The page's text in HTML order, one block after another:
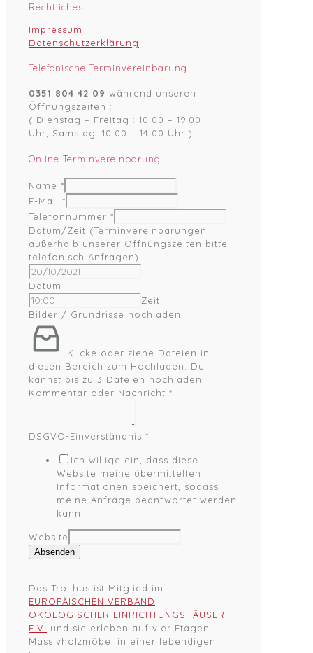
Rechtliches
Impressum
Datenschutzerklärung
Telefonische Terminvereinbarung
0351 804 42 09 während unseren
Öffnungszeiten :
( Dienstag – Freitag : 10.00 – 19.00
Uhr, Samstag: 10.00 – 14.00 Uhr )
Online Terminvereinbarung
Name *
E-Mail *
Telefonnummer *
Datum/Zeit (Terminvereinbarungen
außerhalb unserer Öffnungszeiten bitte
telefonisch Anfragen)
Datum
Zeit
Bilder / Grundrisse hochladen
Klicke oder ziehe Dateien in
diesen Bereich zum Hochladen.
Du
kannst bis zu 3 Dateien hochladen.
Kommentar oder Nachricht *
DSGVO-Einverständnis *
Ich willige ein, dass diese
Website meine übermittelten
Informationen speichert, sodass
meine Anfrage beantwortet werden
kann.
Website
Absenden
Das Trollhus ist Mitglied im
EUROPÄISCHEN VERBAND
ÖKOLOGISCHER EINRICHTUNGSHÄUSER
E.V.
und sie erleben auf vier Etagen
Massivholzmöbel in einer lebendigen